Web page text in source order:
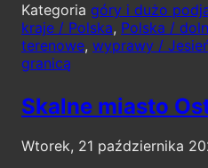
Kategoria góry i dużo
kraje / Polska, Polska /
terenowe, wyprawy /
granicą
Skalne miasto
Wtorek, 21 października